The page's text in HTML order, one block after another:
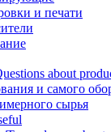
и печати
about
и самого
сырья